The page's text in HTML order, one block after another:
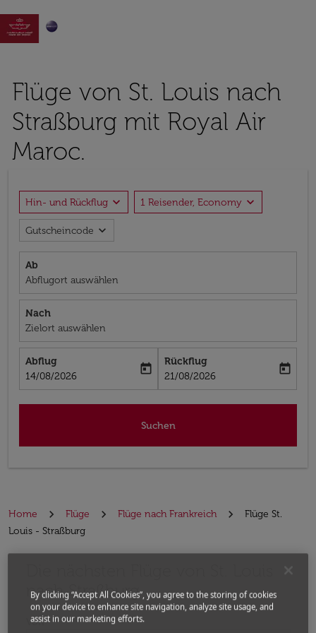

Flüge von St. Louis nach
Straßburg mit Royal Air
Maroc.
Hin- und Rückflug expand_more 1 Reisender, Economy expand_more
Gutscheincode expand_more
Ab
Abflugort auswählen
Nach
Zielort auswählen
Abflug
fc-booking-departure-date-aria-label
14/08/2026
today
Rückflug
fc-booking-return-date-aria-label
21/08/2026
today
Suchen
Home Flüge Flüge nach Frankreich
Flüge St.
Louis - Straßburg
nach Straßburg
Von
By clicking “Accept All Cookies”, you agree to the storing of cookies
on your device to enhance site navigation, analyze site usage, and
assist in our marketing efforts.